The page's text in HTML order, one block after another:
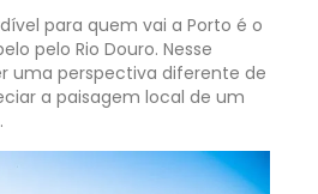
para quem vai a Porto é o
pelo Rio Douro. Nesse
uma perspectiva diferente de
a paisagem local de um